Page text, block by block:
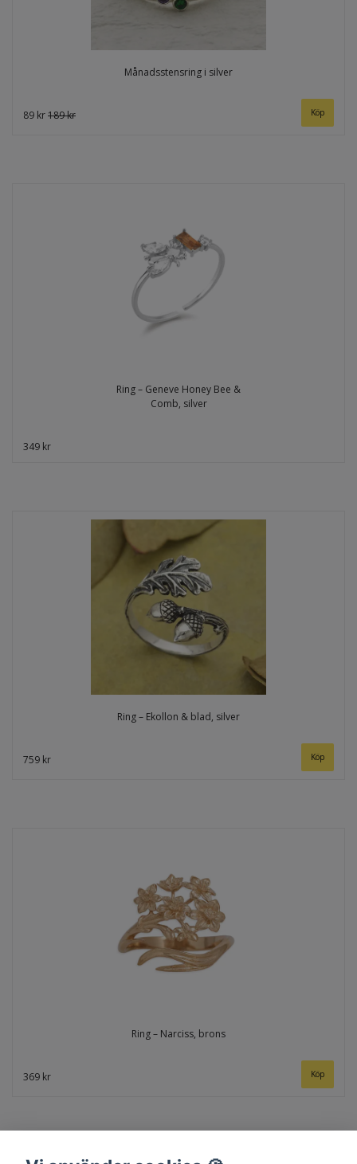
Månadsstensring i silver
89 kr189 kr Köp
Ring – Geneve Honey Bee &
Comb, silver
349 kr
Ring – Ekollon & blad, silver
759 kr
Ring – Narciss, brons
369 kr